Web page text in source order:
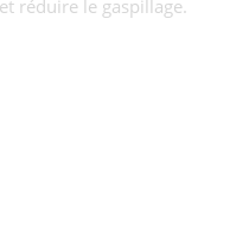
réduire le gaspillage.